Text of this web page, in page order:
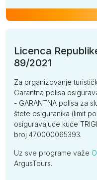
Licenca
89/2021
Za organizovanje
Garantna polisa
- GARANTNA polisa za
štete osiguranika (limit
osiguravajuće kuće
broj 470000065393.
Uz sve programe važe
ArgusTours.